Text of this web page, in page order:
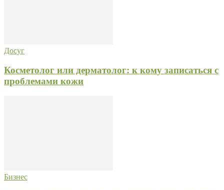
Досуг
Косметолог или дерматолог: к кому записаться с
проблемами кожи
Бизнес